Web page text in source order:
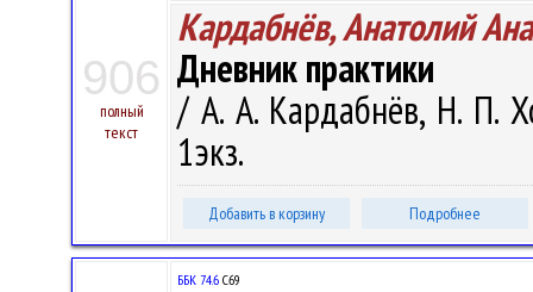
906
полный
текст
Кардабнёв, Анатолий
Дневник практики
/ А. А. Кардабнёв, Н. П.
1экз.
Добавить в корзину Подробнее
ББК 74.6 С69